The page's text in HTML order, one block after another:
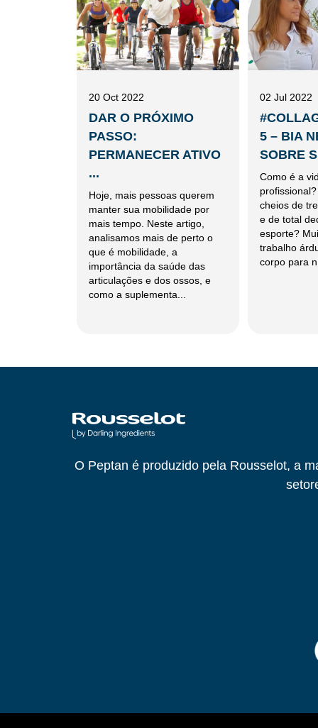
20 Oct 2022
DAR O PRÓXIMO
PASSO:
PERMANECER ATIVO
...
Hoje, mais pessoas querem
manter sua mobilidade por
mais tempo. Neste artigo,
analisamos mais de perto o
que é mobilidade, a
importância da saúde das
articulações e dos ossos, e
como a suplementa...
02 Jul 2022
5 – BIA
SOBRE
Como é a
cheios de
e de total
esporte?
trabalho
corpo para
O Peptan é produzido pela Rousselot, a